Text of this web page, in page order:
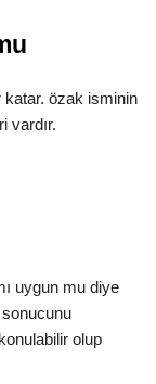
katar. özak isminin
vardır.
uygun mu diye
sonucunu
olup